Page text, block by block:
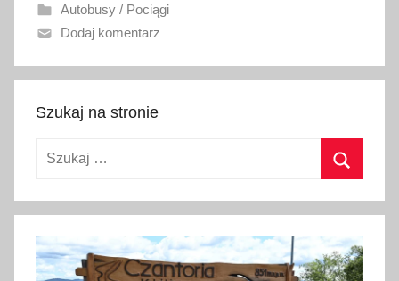
n
o
0
p
z
e
r
Autobusy / Pociągi
Dodaj komentarz
Szukaj na stronie
Szukaj: